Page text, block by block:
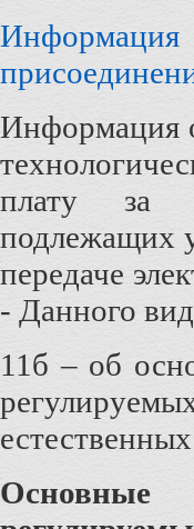
Информация
Информация
плату за
подлежащих
передаче
- Данного
11б – об
Основные